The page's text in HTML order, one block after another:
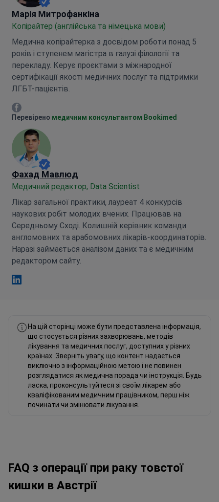
Марія Митрофанкіна
Марія Митрофанкіна
Копірайтер (англійська та німецька мови)
Медична копірайтерка з досвідом роботи понад 5
років і ступенем магістра в галузі філології та
перекладу. Керує проєктами з міжнародної
сертифікації якості медичних послуг та підтримки
ЛГБТ-пацієнтів.
Марія Митрофанкіна Facebook
Перевірено медичним консультантом Bookimed
Фахад Мавлюд
Медичний редактор, Data Scientist
Лікар загальної практики, лауреат 4 конкурсів
наукових робіт молодих вчених. Працював на
Середньому Сході. Колишній керівник команди
англомовних та арабомовних лікарів-координаторів.
Наразі займається аналізом даних та є медичним
редактором сайту.
На цій сторінці може бути представлена інформація,
що стосується різних захворювань, методів
лікування та медичних послуг, доступних у різних
країнах. Зверніть увагу, що контент надається
виключно з інформаційною метою і не повинен
розглядатися як медична порада чи інструкція. Будь
ласка, проконсультуйтеся зі своїм лікарем або
кваліфікованим медичним працівником, перш ніж
починати чи змінювати лікування.
FAQ з операції при раку товстої
кишки в Австрії